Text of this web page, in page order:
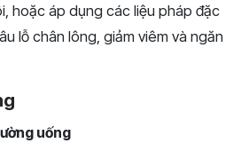
hoặc áp dụng các liệu pháp đặc
lỗ chân lông, giảm viêm và ngăn
uống